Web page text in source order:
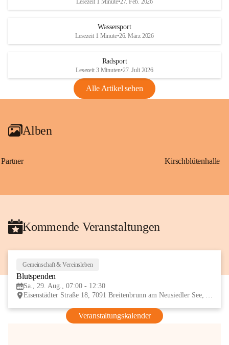
Anhang VBl. EU Nr. 18
1 Seite•1,4 MB
VBl. EU Nr. 18_2026
Lesezeit 1 Minute•27. Feb. 2026
Wassersport
Lesezeit 1 Minute•26. März 2026
Radsport
Lesezeit 3 Minuten•27. Juli 2026
Alle Artikel sehen
Alben
Partner Kirschblütenhalle
Kommende Veranstaltungen
Gemeinschaft & Vereinsleben
Blutspenden
Sa., 29. Aug., 07:00 - 12:30
Eisenstädter Straße 18, 7091 Breitenbrunn am Neusiedler See, AUT
Veranstaltungskalender